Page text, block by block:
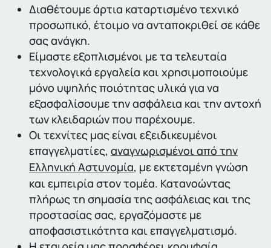
Διαθέτουμε άρτια καταρτισμένο τεχνικό
προσωπικό, έτοιμο να ανταποκριθεί σε κάθε
σας ανάγκη.
Είμαστε εξοπλισμένοι με τα τελευταία
τεχνολογικά εργαλεία και χρησιμοποιούμε
μόνο υψηλής ποιότητας υλικά για να
εξασφαλίσουμε την ασφάλεια και την αντοχή
των κλειδαριών που παρέχουμε.
Οι τεχνίτες μας είναι εξειδικευμένοι
επαγγελματίες, αναγνωρισμένοι από την
Ελληνική Αστυνομία, με εκτεταμένη γνώση
και εμπειρία στον τομέα. Κατανοώντας
πλήρως τη σημασία της ασφάλειας και της
προστασίας σας, εργαζόμαστε με
αποφασιστικότητα και επαγγελματισμό.